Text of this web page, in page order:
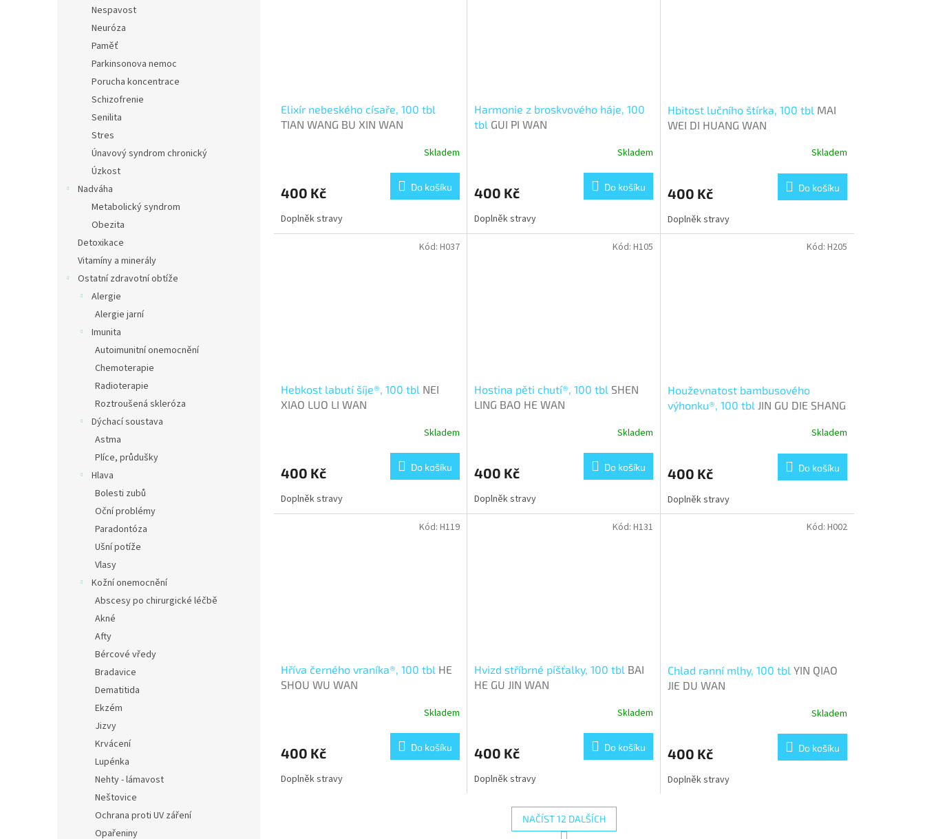
Nespavost
Neuróza
Paměť
Parkinsonova nemoc
Porucha koncentrace
Schizofrenie
Senilita
Stres
Únavový syndrom chronický
Úzkost
Nadváha
Metabolický syndrom
Obezita
Detoxikace
Vitamíny a minerály
Ostatní zdravotní obtíže
Alergie
Alergie jarní
Imunita
Autoimunitní onemocnění
Chemoterapie
Radioterapie
Roztroušená skleróza
Dýchací soustava
Astma
Plíce, průdušky
Hlava
Bolesti zubů
Oční problémy
Paradontóza
Ušní potíže
Vlasy
Kožní onemocnění
Abscesy po chirurgické léčbě
Akné
Afty
Bércové vředy
Bradavice
Dematitida
Ekzém
Jizvy
Krvácení
Lupénka
Nehty - lámavost
Neštovice
Ochrana proti UV záření
Opařeniny
Elixír nebeského císaře, 100 tbl
TIAN WANG BU XIN WAN
Skladem
400 Kč Do košíku
Doplněk stravy
Harmonie z broskvového háje, 100
tbl GUI PI WAN
Skladem
400 Kč Do košíku
Doplněk stravy
Hbitost lučního štírka, 100 tbl MAI
WEI DI HUANG WAN
Skladem
400 Kč Do košíku
Doplněk stravy
Hebkost labutí šíje®, 100 tbl NEI
XIAO LUO LI WAN
Skladem
400 Kč Do košíku
Doplněk stravy
Kód: H037
Hostina pěti chutí®, 100 tbl SHEN
LING BAO HE WAN
Skladem
400 Kč Do košíku
Doplněk stravy
Kód: H105
Houževnatost bambusového
výhonku®, 100 tbl JIN GU DIE SHANG
Skladem
400 Kč Do košíku
Doplněk stravy
Kód: H205
Hříva černého vraníka®, 100 tbl HE
SHOU WU WAN
Skladem
400 Kč Do košíku
Doplněk stravy
Kód: H119
Hvizd stříbrné píšťalky, 100 tbl BAI
HE GU JIN WAN
Skladem
400 Kč Do košíku
Doplněk stravy
Kód: H131
Chlad ranní mlhy, 100 tbl YIN QIAO
JIE DU WAN
Skladem
400 Kč Do košíku
Doplněk stravy
Kód: H002
NAČÍST 12 DALŠÍCH